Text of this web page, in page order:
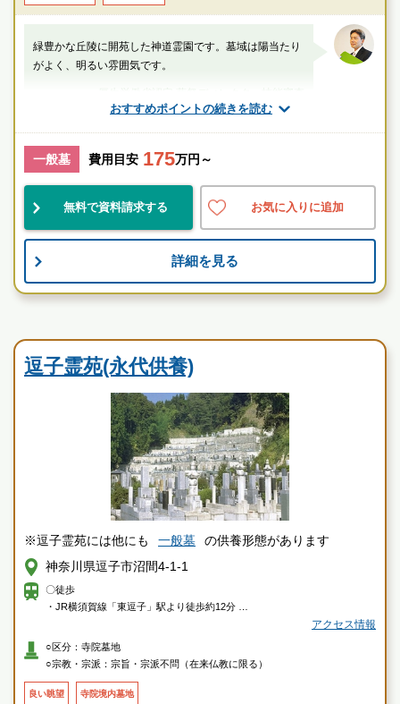
おすすめポイントの続きを読む
緑豊かな丘陵に開苑した神道霊園です。墓域は陽当たり
がよく、明るい雰囲気です。
1級葬祭ディレクター 田中（業界歴15年）
神奈川県 横須賀市 衣笠駅
お墓のことなら何でもご相談ください
現地を見学して実際の雰囲気をお確かめください
霊園墓地のプロフェッショナルが無料でご案内いたしま
一般墓 費用目安 175万円～
無料で資料請求する お気に入りに追加
詳細を見る
逗子霊苑(永代供養)
※逗子霊苑には他にも 一般墓
の供養形態があります
神奈川県逗子市沼間4-1-1
〇徒歩
・JR横須賀線「東逗子」駅より徒歩約12分
〇車
・横浜横須賀道路、逗子ICより約3分
アクセス情報
○区分：寺院墓地
○宗教・宗派：宗旨・宗派不問（在来仏教に限る）
良い眺望 寺院境内墓地